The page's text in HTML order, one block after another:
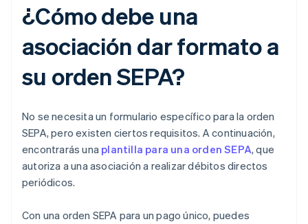
¿Cómo debe una
asociación dar formato a
su orden SEPA?
No se necesita un formulario específico para la orden
SEPA, pero existen ciertos requisitos. A continuación,
encontrarás una plantilla para una orden SEPA, que
autoriza a una asociación a realizar débitos directos
periódicos.
Con una orden SEPA para un pago único, puedes